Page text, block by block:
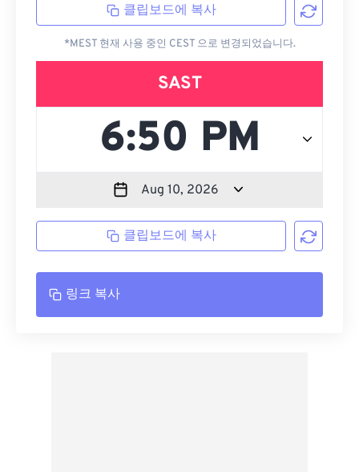
클립보드에 복사
*MEST 현재 사용 중인 CEST 으로 변경되었습니다.
SAST
클립보드에 복사
링크 복사